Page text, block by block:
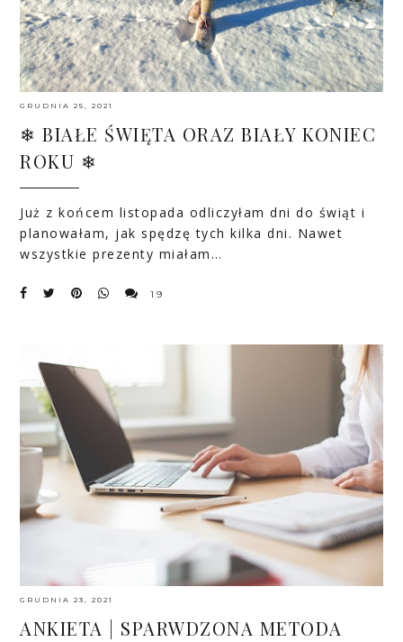
GRUDNIA 25, 2021
❄ BIAŁE ŚWIĘTA ORAZ BIAŁY KONIEC
ROKU ❄
Już z końcem listopada odliczyłam dni do świąt i
planowałam, jak spędzę tych kilka dni. Nawet
wszystkie prezenty miałam…
19
GRUDNIA 23, 2021
ANKIETA | SPARWDZONA METODA